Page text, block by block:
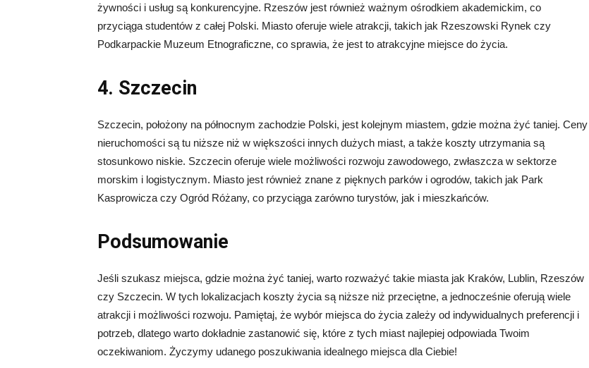
żywności i usług są konkurencyjne. Rzeszów jest również ważnym ośrodkiem akademickim, co
przyciąga studentów z całej Polski. Miasto oferuje wiele atrakcji, takich jak Rzeszowski Rynek czy
Podkarpackie Muzeum Etnograficzne, co sprawia, że jest to atrakcyjne miejsce do życia.
4. Szczecin
Szczecin, położony na północnym zachodzie Polski, jest kolejnym miastem, gdzie można żyć taniej. Ceny
nieruchomości są tu niższe niż w większości innych dużych miast, a także koszty utrzymania są
stosunkowo niskie. Szczecin oferuje wiele możliwości rozwoju zawodowego, zwłaszcza w sektorze
morskim i logistycznym. Miasto jest również znane z pięknych parków i ogrodów, takich jak Park
Kasprowicza czy Ogród Różany, co przyciąga zarówno turystów, jak i mieszkańców.
Podsumowanie
Jeśli szukasz miejsca, gdzie można żyć taniej, warto rozważyć takie miasta jak Kraków, Lublin, Rzeszów
czy Szczecin. W tych lokalizacjach koszty życia są niższe niż przeciętne, a jednocześnie oferują wiele
atrakcji i możliwości rozwoju. Pamiętaj, że wybór miejsca do życia zależy od indywidualnych preferencji i
potrzeb, dlatego warto dokładnie zastanowić się, które z tych miast najlepiej odpowiada Twoim
oczekiwaniom. Życzymy udanego poszukiwania idealnego miejsca dla Ciebie!